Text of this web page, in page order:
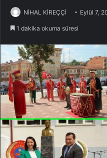
NİHAL KİREÇÇİ Eylül 7,
1 dakika okuma süresi